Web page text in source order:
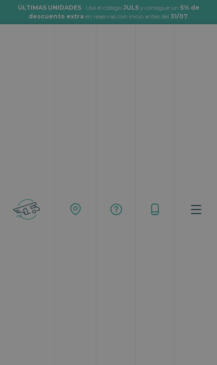
ÚLTIMAS UNIDADES· Usa el código JUL5y consigue un 5% de
descuento extra en reservas con inicio antes del 31/07.